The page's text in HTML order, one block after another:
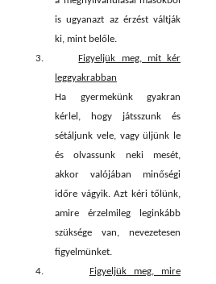
is ugyanazt az érzést váltják
ki, mint belőle.
3.
Figyeljük meg, mit kér
leggyakrabban
Ha gyermekünk gyakran
kérlel, hogy játsszunk és
sétáljunk vele, vagy üljünk le
és olvassunk neki mesét,
akkor valójában minőségi
időre vágyik. Azt kéri tőlünk,
amire érzelmileg leginkább
szüksége van, nevezetesen
figyelmünket.
4.
Figyeljük meg, mire